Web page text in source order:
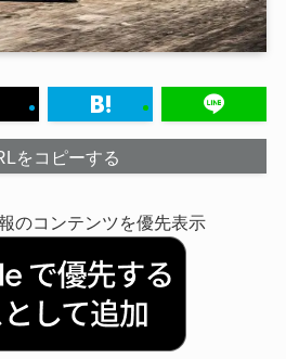
をコピーする
のコンテンツを優先表示